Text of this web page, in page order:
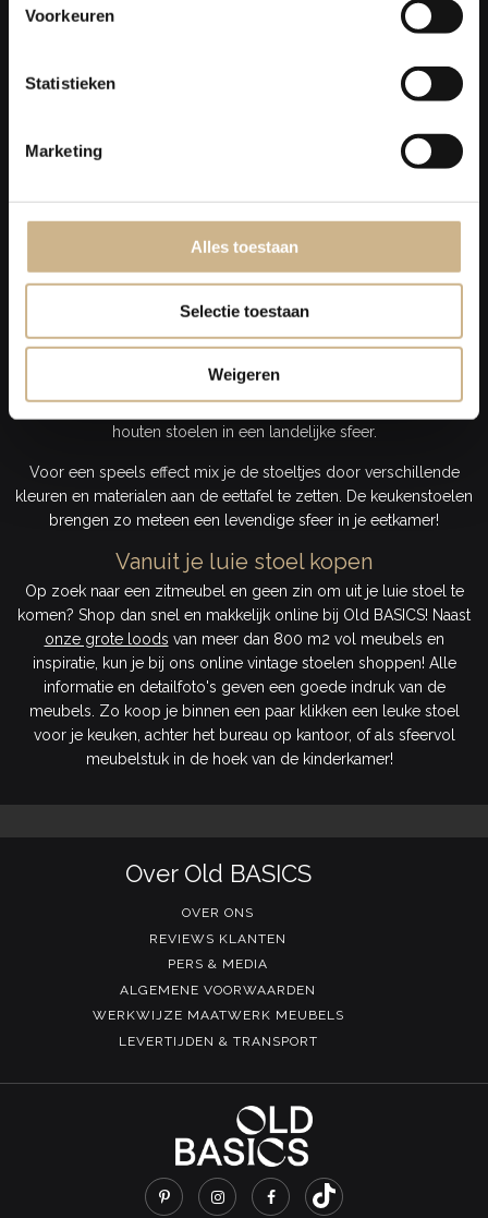
Voorkeuren
Statistieken
Marketing
Alles toestaan
Selectie toestaan
Weigeren
Op zoek naar een houten of metalen stoel voor aan de tafel, op
voor een onderscheidend brocante of vintage exemplaar!
geleefde uitstraling en zijn in alle kleuren van de regenboog
zwart, wit en grijs, maar ook de liefhebber van kleur kan zijn of
haar hart ophalen! Denk bijvoorbeeld aan mintgroene stoeltjes of
andere pasteltinten! Door deze variëteit aan kleuren passen deze
eetkamerstoelen of een stoel van metaal in een industriële
woning, witte stoelen in een Scandinavisch interieur en naturel
houten stoelen in een landelijke sfeer.
Voor een speels effect mix je de stoeltjes door verschillende
kleuren en materialen aan de eettafel te zetten. De keukenstoelen
brengen zo meteen een levendige sfeer in je eetkamer!
Vanuit je luie stoel kopen
Op zoek naar een zitmeubel en geen zin om uit je luie stoel te
komen? Shop dan snel en makkelijk online bij Old BASICS! Naast
onze grote loods van meer dan 800 m2 vol meubels en
inspiratie, kun je bij ons online vintage stoelen shoppen! Alle
informatie en detailfoto's geven een goede indruk van de
meubels. Zo koop je binnen een paar klikken een leuke stoel
voor je keuken, achter het bureau op kantoor, of als sfeervol
meubelstuk in de hoek van de kinderkamer!
Over Old BASICS
OVER ONS
REVIEWS KLANTEN
PERS & MEDIA
ALGEMENE VOORWAARDEN
WERKWIJZE MAATWERK MEUBELS
LEVERTIJDEN & TRANSPORT